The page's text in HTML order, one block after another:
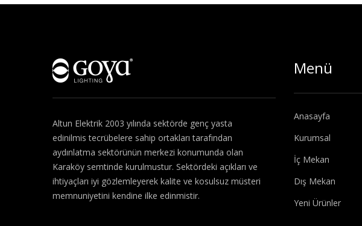
Hakkımızda
Altun Elektrik 2003 yılında sektörde genç yasta
edinilmis tecrübelere sahip ortakları tarafından
aydınlatma sektörünün merkezi konumunda olan
Karaköy semtinde kurulmustur. Sektördeki açıkları ve
ihtiyaçları iyi gözlemleyerek kalite ve kosulsuz müsteri
memnuniyetini kendine ilke edinmistir.
Menü
Anasayfa
Kurumsal
İç Mekan
Dış Mekan
Yeni Ürünler